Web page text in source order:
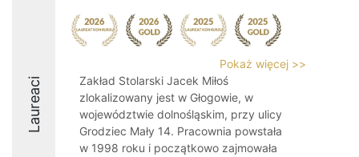
Laureaci
Pokaż więcej >>
Zakład Stolarski Jacek Miłoś
zlokalizowany jest w Głogowie, w
województwie dolnośląskim, przy ulicy
Grodziec Mały 14. Pracownia powstała
w 1998 roku i początkowo zajmowała